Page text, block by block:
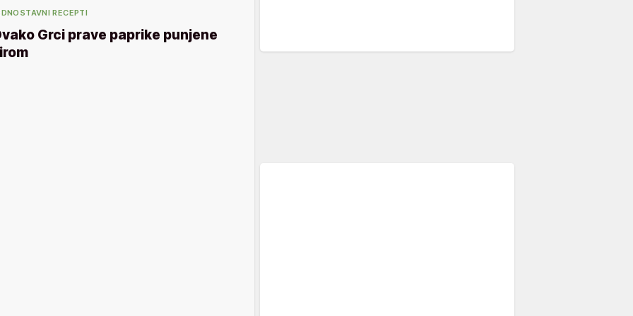
RECEPTI
Grci prave paprike punjene